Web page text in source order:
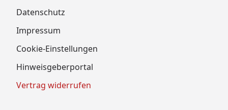
Datenschutz
Impressum
Cookie-Einstellungen
Hinweisgeberportal
Vertrag widerrufen